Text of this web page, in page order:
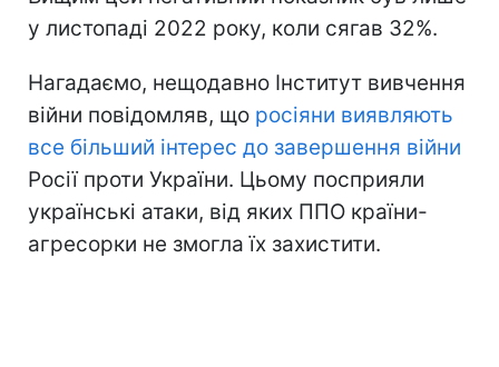
у листопаді 2022 року, коли сягав 32%.
Нагадаємо, нещодавно Інститут вивчення
війни повідомляв, що росіяни виявляють
все більший інтерес до завершення війни
Росії проти України. Цьому посприяли
українські атаки, від яких ППО країни-
агресорки не змогла їх захистити.